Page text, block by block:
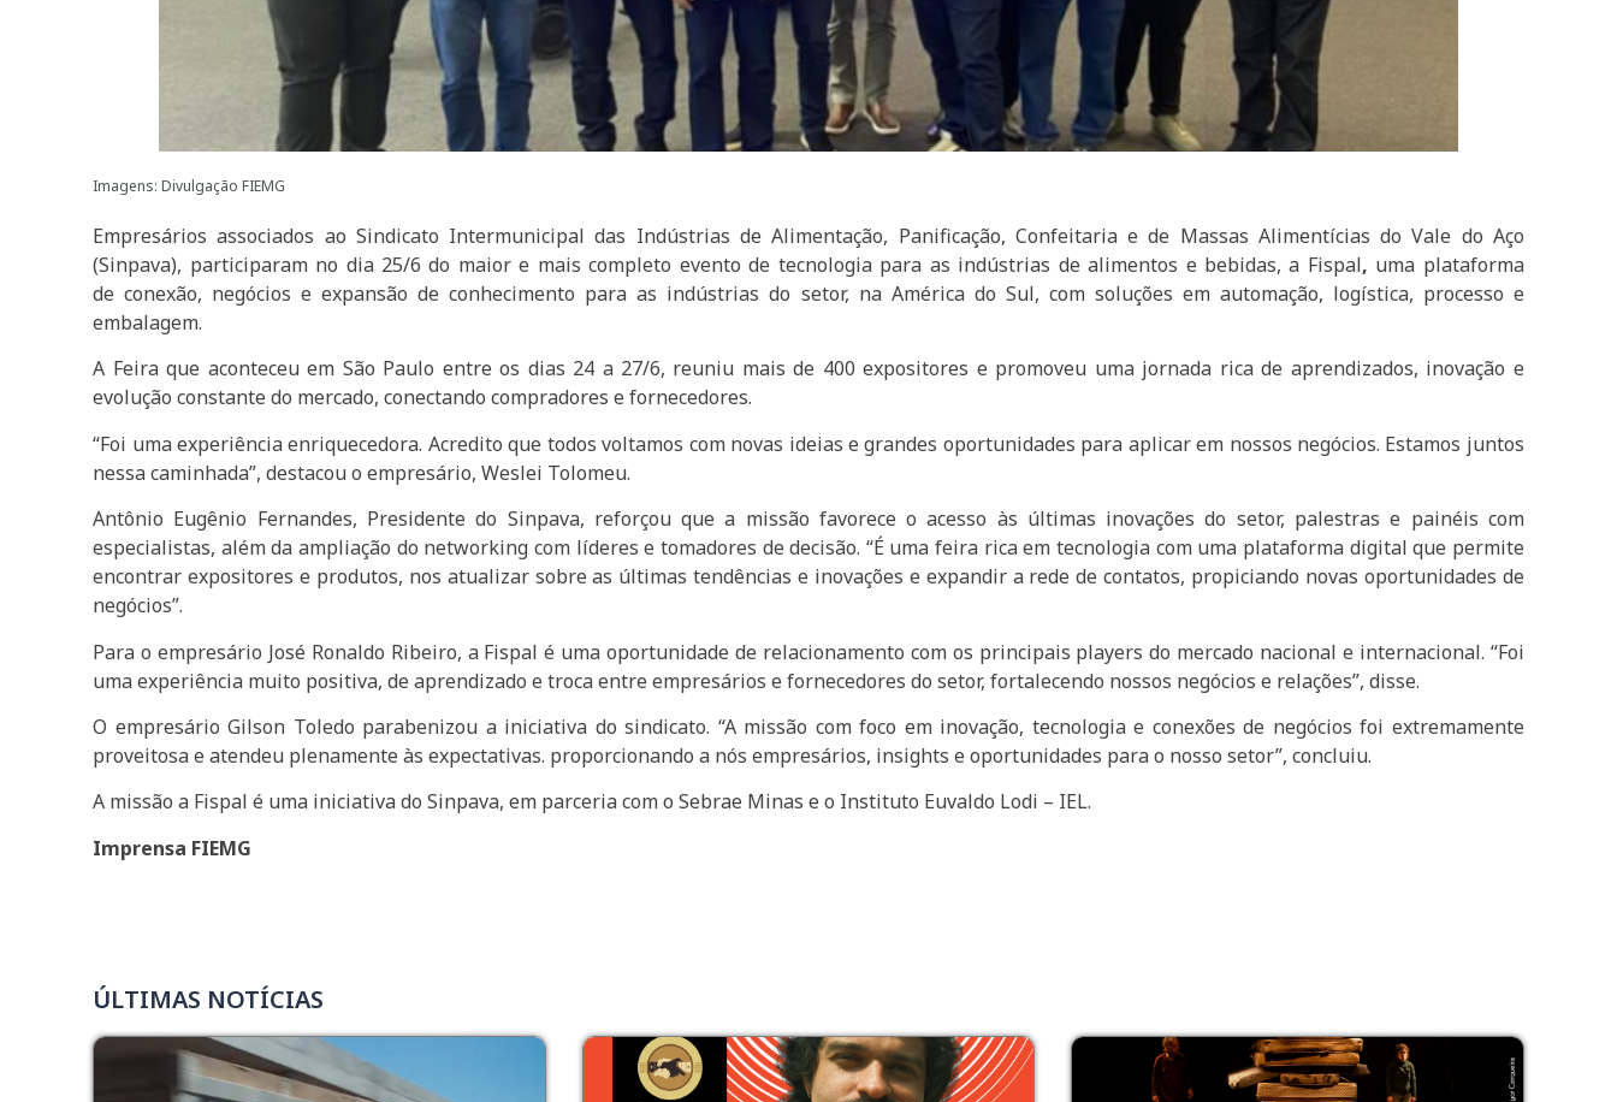
Imagens: Divulgação FIEMG
Empresários associados ao Sindicato Intermunicipal das Indústrias de Alimentação, Panificação, Confeitaria e de Massas Alimentícias do Vale do Aço
(Sinpava), participaram no dia 25/6 do maior e mais completo evento de tecnologia para as indústrias de alimentos e bebidas, a Fispal, uma plataforma
de conexão, negócios e expansão de conhecimento para as indústrias do setor, na América do Sul, com soluções em automação, logística, processo e
embalagem.
A Feira que aconteceu em São Paulo entre os dias 24 a 27/6, reuniu mais de 400 expositores e promoveu uma jornada rica de aprendizados, inovação e
evolução constante do mercado, conectando compradores e fornecedores.
“Foi uma experiência enriquecedora. Acredito que todos voltamos com novas ideias e grandes oportunidades para aplicar em nossos negócios. Estamos juntos
nessa caminhada”, destacou o empresário, Weslei Tolomeu.
Antônio Eugênio Fernandes, Presidente do Sinpava, reforçou que a missão favorece o acesso às últimas inovações do setor, palestras e painéis com
especialistas, além da ampliação do networking com líderes e tomadores de decisão. “É uma feira rica em tecnologia com uma plataforma digital que permite
encontrar expositores e produtos, nos atualizar sobre as últimas tendências e inovações e expandir a rede de contatos, propiciando novas oportunidades de
negócios”.
Para o empresário José Ronaldo Ribeiro, a Fispal é uma oportunidade de relacionamento com os principais players do mercado nacional e internacional. “Foi
uma experiência muito positiva, de aprendizado e troca entre empresários e fornecedores do setor, fortalecendo nossos negócios e relações”, disse.
O empresário Gilson Toledo parabenizou a iniciativa do sindicato. “A missão com foco em inovação, tecnologia e conexões de negócios foi extremamente
proveitosa e atendeu plenamente às expectativas. proporcionando a nós empresários, insights e oportunidades para o nosso setor”, concluiu.
A missão a Fispal é uma iniciativa do Sinpava, em parceria com o Sebrae Minas e o Instituto Euvaldo Lodi – IEL.
Imprensa FIEMG
ÚLTIMAS NOTÍCIAS